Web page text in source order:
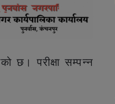
छ। परीक्षा सम्पन्न